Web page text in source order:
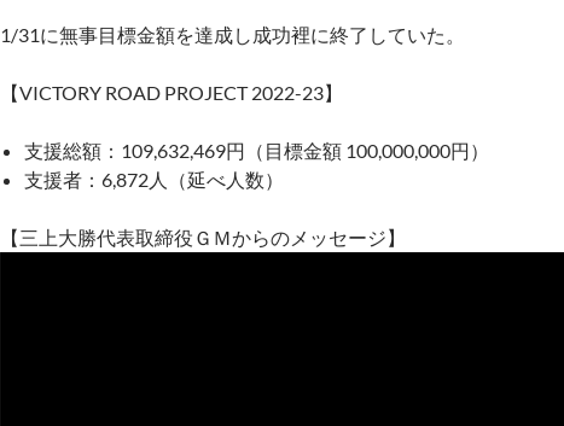
1/31に無事目標金額を達成し成功裡に終了していた。
【VICTORY ROAD PROJECT 2022-23】
支援総額：109,632,469円（目標金額 100,000,000円）
支援者：6,872人（延べ人数）
【三上大勝代表取締役ＧＭからのメッセージ】